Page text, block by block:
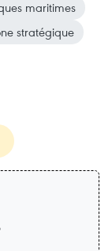
maritimes
stratégique